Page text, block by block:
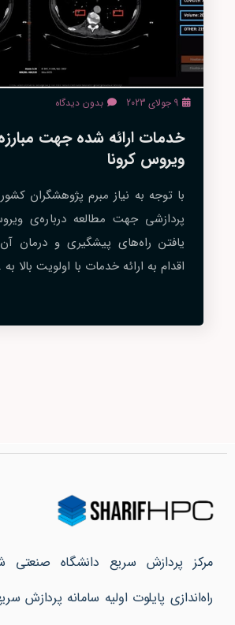
9 جولای 2023 بدون دیدگاه
خدمات ارائه شده جهت
ویروس کرونا
با توجه به نیاز مبرم پژوهشگران
پردازشی جهت مطالعه درباره‌ی
یافتن راه‌های پیشگیری و درمان
اقدام به ارائه خدمات با اولویت بالا به
مرکز پردازش سریع دانشگاه صنعتی
راه‌اندازی پایلوت اولیه سامانه پردازش